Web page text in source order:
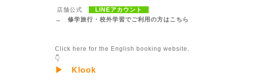
店舗公式
LINEアカウント
→ 修学旅行・校外学習でご利用の方はこちら
Click here for the English booking website.
👇
▶ Klook